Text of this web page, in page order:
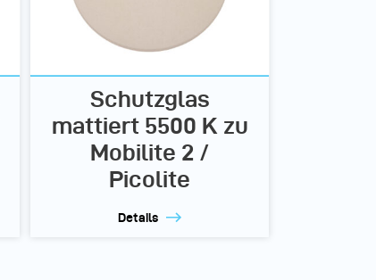
Schutzglas
mattiert 5500 K zu
Mobilite 2 /
Picolite
Details